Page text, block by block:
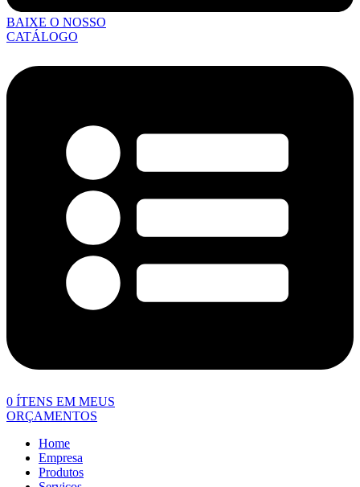
BAIXE O NOSSO
CATÁLOGO
0 ÍTENS EM MEUS
ORÇAMENTOS
Home
Empresa
Produtos